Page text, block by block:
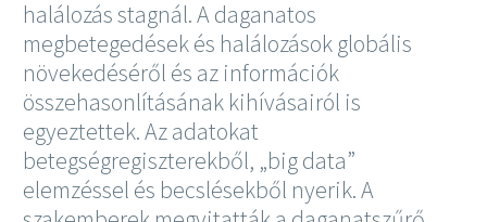
halálozás stagnál. A daganatos
megbetegedések és halálozások globális
növekedéséről és az információk
összehasonlításának kihívásairól is
egyeztettek. Az adatokat
betegségregiszterekből, „big data”
elemzéssel és becslésekből nyerik. A